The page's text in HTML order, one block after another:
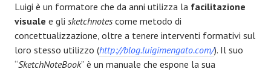
Luigi è un formatore che da anni utilizza la facilitazione
visuale e gli sketchnotes come metodo di
concettualizzazione, oltre a tenere interventi formativi sul
loro stesso utilizzo (http://blog.luigimengato.com/). Il suo
“SketchNoteBook” è un manuale che espone la sua